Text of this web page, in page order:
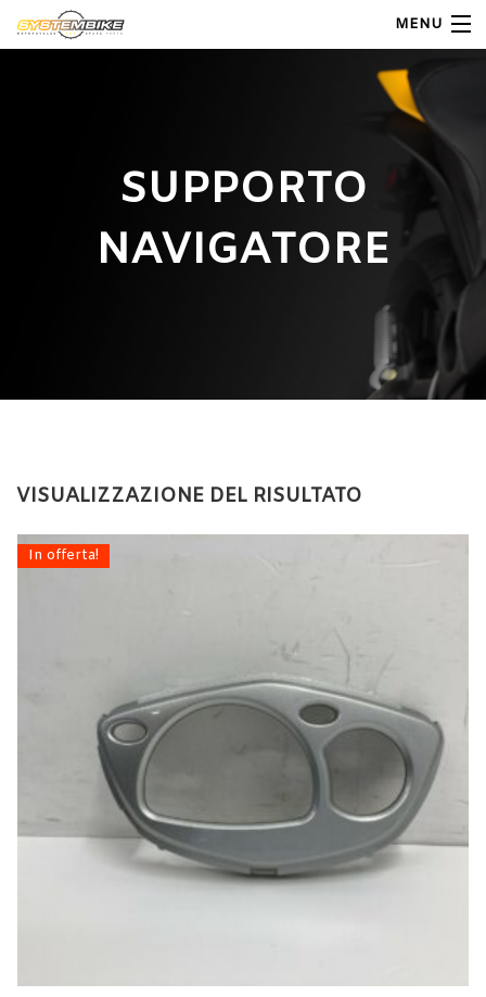
MENU
Shop Ricambi
Contatti
SUPPORTO
NAVIGATORE
VISUALIZZAZIONE DEL RISULTATO
In offerta!